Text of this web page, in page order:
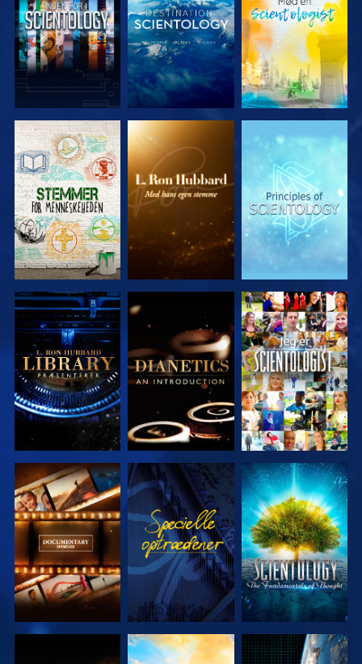
UDFORSK
SERIEN
UDFORSK
SERIEN
UDFORSK
SERIEN
UDFORSK
SERIEN
UDFORSK
SERIEN
SE
UDFORSK
SERIEN
SE
UDFORSK
SERIEN